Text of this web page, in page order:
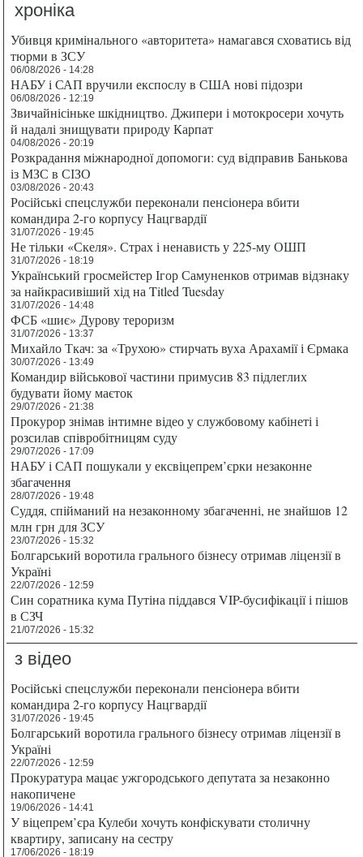
хроніка
Убивця кримінального «авторитета» намагався сховатись від
тюрми в ЗСУ
06/08/2026 - 14:28
НАБУ і САП вручили експослу в США нові підозри
06/08/2026 - 12:19
Звичайнісіньке шкідництво. Джипери і мотокросери хочуть
й надалі знищувати природу Карпат
04/08/2026 - 20:19
Розкрадання міжнародної допомоги: суд відправив Банькова
із МЗС в СІЗО
03/08/2026 - 20:43
Російські спецслужби переконали пенсіонера вбити
командира 2-го корпусу Нацгвардії
31/07/2026 - 19:45
Не тільки «Скеля». Страх і ненависть у 225-му ОШП
31/07/2026 - 18:19
Український гросмейстер Ігор Самуненков отримав відзнаку
за найкрасивіший хід на Titled Tuesday
31/07/2026 - 14:48
ФСБ «шиє» Дурову тероризм
31/07/2026 - 13:37
Михайло Ткач: за «Трухою» стирчать вуха Арахамії і Єрмака
30/07/2026 - 13:49
Командир військової частини примусив 83 підлеглих
будувати йому маєток
29/07/2026 - 21:38
Прокурор знімав інтимне відео у службовому кабінеті і
розсилав співробітницям суду
29/07/2026 - 17:09
НАБУ і САП пошукали у ексвіцепрем’єрки незаконне
збагачення
28/07/2026 - 19:48
Суддя, спійманий на незаконному збагаченні, не знайшов 12
млн грн для ЗСУ
23/07/2026 - 15:32
Болгарський воротила грального бізнесу отримав ліцензії в
Україні
22/07/2026 - 12:59
Син соратника кума Путіна піддався VIP-бусифікації і пішов
в СЗЧ
21/07/2026 - 15:32
з відео
Російські спецслужби переконали пенсіонера вбити
командира 2-го корпусу Нацгвардії
31/07/2026 - 19:45
Болгарський воротила грального бізнесу отримав ліцензії в
Україні
22/07/2026 - 12:59
Прокуратура мацає ужгородського депутата за незаконно
накопичене
19/06/2026 - 14:41
У віцепрем’єра Кулеби хочуть конфіскувати столичну
квартиру, записану на сестру
17/06/2026 - 18:19